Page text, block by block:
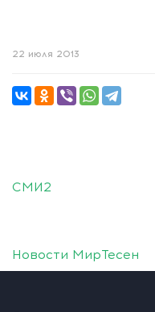
22 июля 2013
СМИ2
Новости МирТесен